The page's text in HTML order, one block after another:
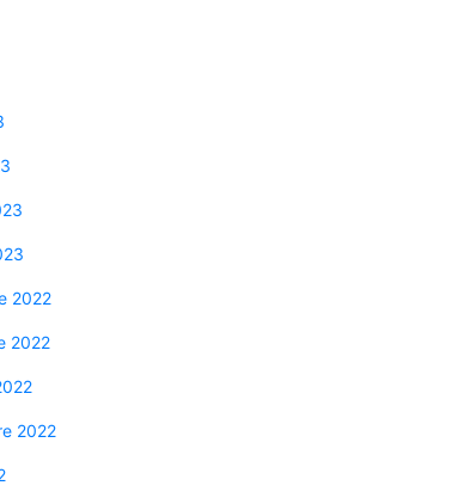
2022
2022
2022